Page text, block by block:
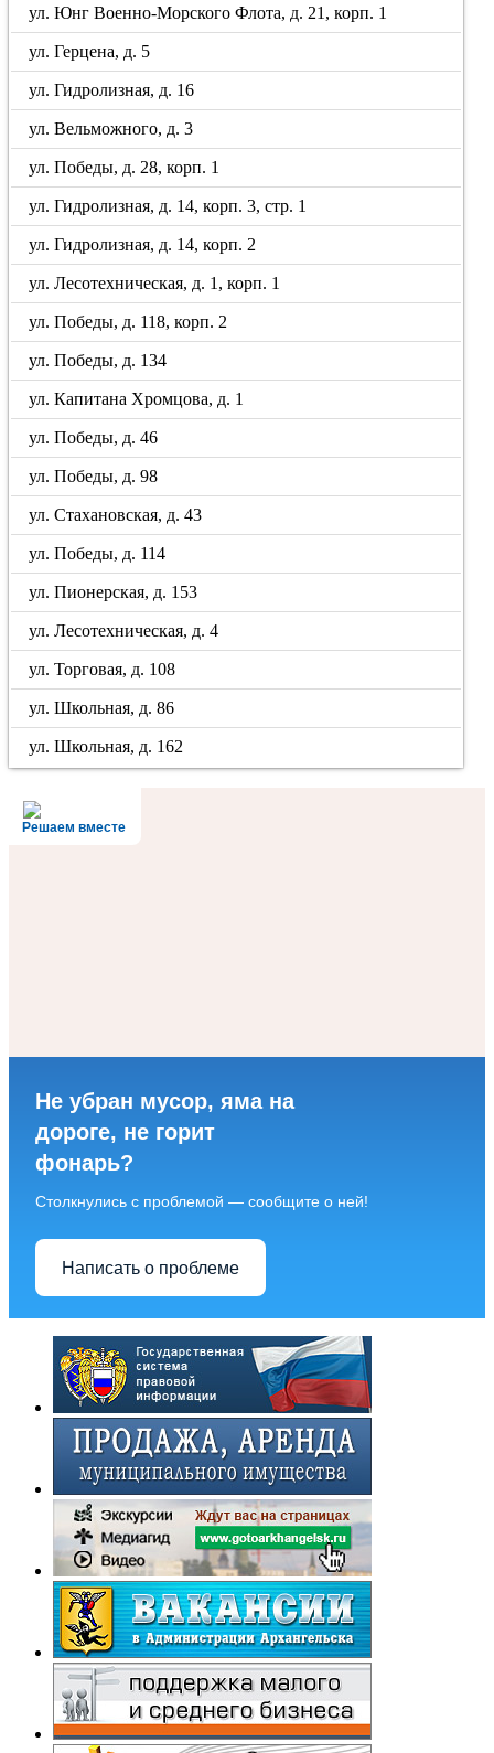
ул. Юнг Военно-Морского Флота, д. 21, корп. 1
ул. Герцена, д. 5
ул. Гидролизная, д. 16
ул. Вельможного, д. 3
ул. Победы, д. 28, корп. 1
ул. Гидролизная, д. 14, корп. 3, стр. 1
ул. Гидролизная, д. 14, корп. 2
ул. Лесотехническая, д. 1, корп. 1
ул. Победы, д. 118, корп. 2
ул. Победы, д. 134
ул. Капитана Хромцова, д. 1
ул. Победы, д. 46
ул. Победы, д. 98
ул. Стахановская, д. 43
ул. Победы, д. 114
ул. Пионерская, д. 153
ул. Лесотехническая, д. 4
ул. Торговая, д. 108
ул. Школьная, д. 86
ул. Школьная, д. 162
Решаем вместе
Не убран мусор, яма на
дороге, не горит
фонарь?
Столкнулись с проблемой — сообщите о ней!
Написать о проблеме